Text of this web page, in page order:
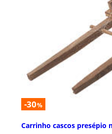
-30%
Carrinho cascos presépio